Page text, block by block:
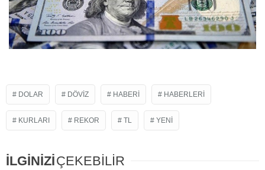
DOLAR DÖVIZ HABERI HABERLERI
KURLARI REKOR TL YENI
İLGİNİZİÇEKEBİLİR